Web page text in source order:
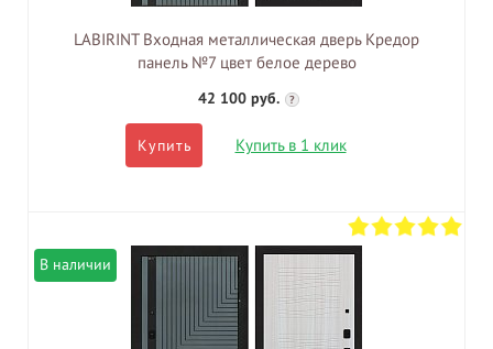
LABIRINT Входная металлическая дверь Кредор
панель №7 цвет белое дерево
42 100 руб. ?
Купить Купить в 1 клик
В наличии